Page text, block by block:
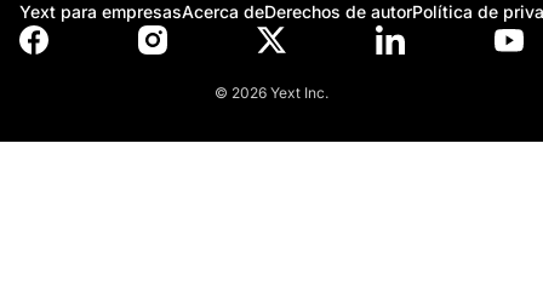
Yext para empresasAcerca deDerechos de autorPolítica de
© 2026 Yext Inc.